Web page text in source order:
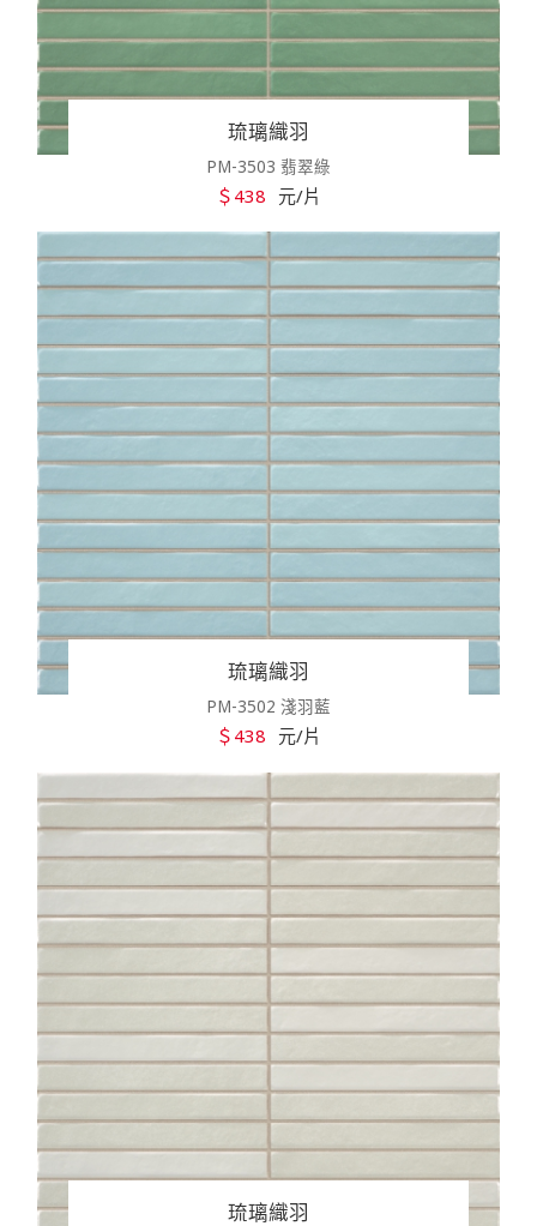
琉璃織羽
PM-3503 翡翠綠
＄438 元/片
琉璃織羽
PM-3502 淺羽藍
＄438 元/片
琉璃織羽